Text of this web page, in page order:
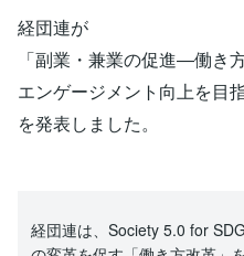
経団連が
「副業・兼業の促進―働き
エンゲージメント向上を目
を発表しました。
経団連は、Society 5.0 for